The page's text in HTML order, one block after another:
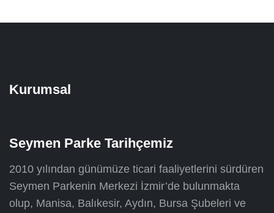
Kurumsal
Seymen Parke Tarihçemiz
2010 yılından günümüze ticari faaliyetlerini sürdüren
Seymen Parkenin Merkezi İzmir’de bulunmakta
olup, Manisa, Balıkesir, Aydın, Bursa Şubeleri ve